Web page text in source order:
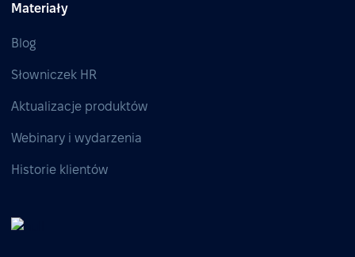
Materiały
Blog
Słowniczek HR
Aktualizacje produktów
Webinary i wydarzenia
Historie klientów